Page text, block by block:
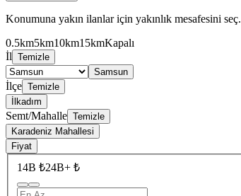
Konumuna yakın ilanlar için yakınlık mesafesini seç.
0.5km5km10km15kmKapalı
İl Temizle
Samsun
İlçe Temizle
İlkadım
Semt/Mahalle Temizle
Karadeniz Mahallesi
Fiyat
14B ₺24B+ ₺